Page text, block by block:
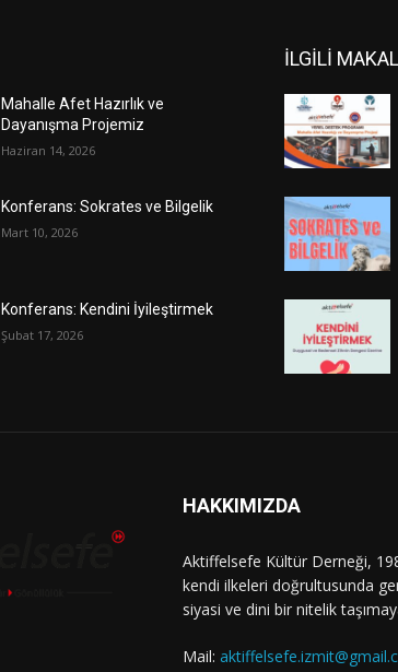
Mahalle Afet Hazırlık ve
Dayanışma Projemiz
Haziran 14, 2026
Konferans: Sokrates ve Bilgelik
Mart 10, 2026
Konferans: Kendini İyileştirmek
Şubat 17, 2026
İLGİLİ
HAKKIMIZDA
Aktiffelsefe Kültür Derneği,
kendi ilkeleri doğrultusunda
siyasi ve dini bir nitelik
Mail: